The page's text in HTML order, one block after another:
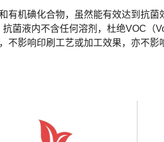
有机碘化合物，虽然能有效达到抗
菌液内不含任何溶剂，杜绝VOC
不影响印刷工艺或加工效果，亦不影